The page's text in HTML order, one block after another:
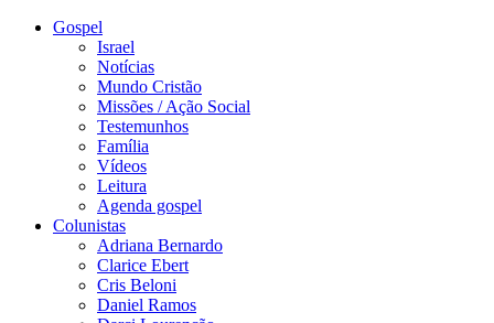
Gospel
Israel
Notícias
Mundo Cristão
Missões / Ação Social
Testemunhos
Família
Vídeos
Leitura
Agenda gospel
Colunistas
Adriana Bernardo
Clarice Ebert
Cris Beloni
Daniel Ramos